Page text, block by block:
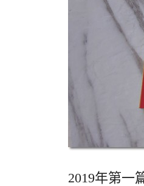
2019年第一